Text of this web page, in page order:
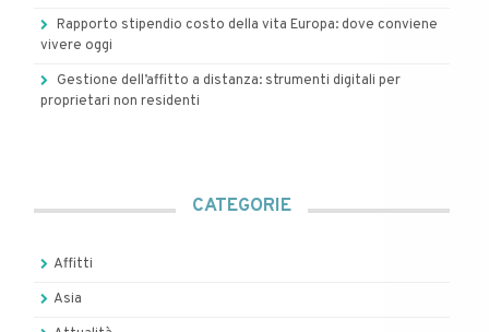
Rapporto stipendio costo della vita Europa: dove conviene
vivere oggi
Gestione dell’affitto a distanza: strumenti digitali per
proprietari non residenti
CATEGORIE
Affitti
Asia